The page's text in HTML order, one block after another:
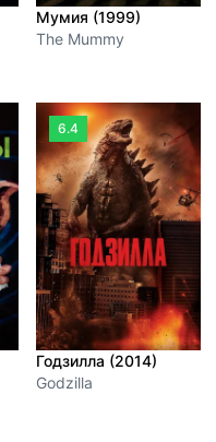
Мумия (1999)
The Mummy
6.4
Годзилла (2014)
Godzilla